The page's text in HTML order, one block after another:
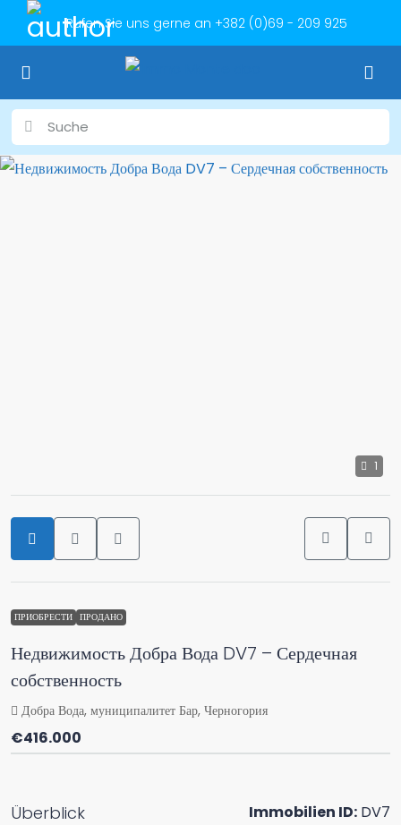
Rufen Sie uns gerne an +382 (0)69 - 209 925
1
ПРИОБРЕСТИ ПРОДАНО
Недвижимость Добра Вода DV7 – Сердечная
собственность
Добра Вода, муниципалитет Бар, Черногория
€416.000
Überblick Immobilien ID: DV7